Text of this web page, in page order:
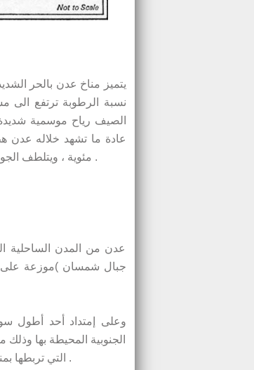
الصيف رياح موسمية
مئوية ، ويتلطف الجو الذي يساعد على ممارسة العديد من الأنشطة والرياضية والسياحية في المدينة .
عدن من المدن الساحلية
جبال شمسان )موزعة على
وعلى إمتداد أحد أطول
الجنوبية المحيطة بها
التي تربطها بمناطق متاخمة لها ومن أهمها عمران ورأس العارة وصولا الى مضيق باب المندب .